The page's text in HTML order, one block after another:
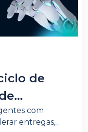
de
sob
com
entregas,